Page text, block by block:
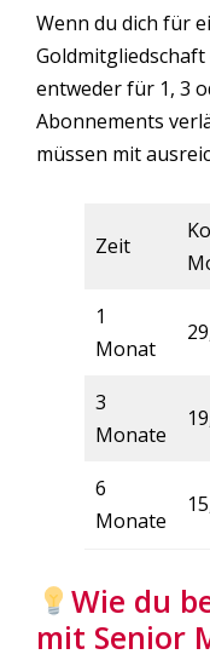
Wenn du dich für
entweder für 1, 3
Abonnements
müssen mit
Zeit
1
Monat
3
Monate
6
Monate
Wie du
mit Senior